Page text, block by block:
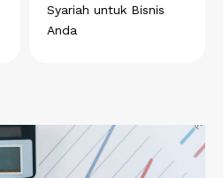
Syariah untuk Bisnis
Anda